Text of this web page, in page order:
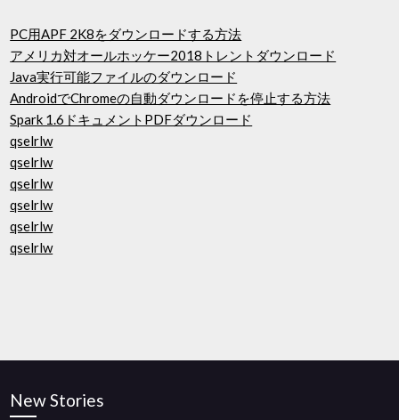
PC用APF 2K8をダウンロードする方法
アメリカ対オールホッケー2018トレントダウンロード
Java実行可能ファイルのダウンロード
AndroidでChromeの自動ダウンロードを停止する方法
Spark 1.6ドキュメントPDFダウンロード
qselrlw
qselrlw
qselrlw
qselrlw
qselrlw
qselrlw
New Stories